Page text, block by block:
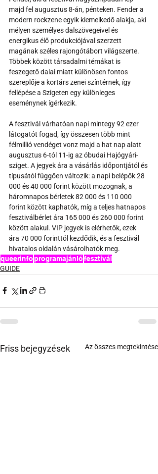
majd fel augusztus 8-án, pénteken. Fender a
modern rockzene egyik kiemelkedő alakja, aki
mélyen személyes dalszövegeivel és
energikus élő produkciójával szerzett
magának széles rajongótábort világszerte.
Többek között társadalmi témákat is
feszegető dalai miatt különösen fontos
szereplője a kortárs zenei színtérnek, így
fellépése a Szigeten egy különleges
eseménynek ígérkezik.
A fesztivál várhatóan napi mintegy 92 ezer
látogatót fogad, így összesen több mint
félmillió vendéget vonz majd a hat nap alatt
augusztus 6-tól 11-ig az óbudai Hajógyári-
sziget. A jegyek ára a vásárlás időpontjától és
típusától függően változik: a napi belépők 28
000 és 40 000 forint között mozognak, a
háromnapos bérletek 82 000 és 110 000
forint között kaphatók, míg a teljes hatnapos
fesztiválbérlet ára 165 000 és 260 000 forint
között alakul. VIP jegyek is elérhetők, ezek
ára 70 000 forinttól kezdődik, és a fesztivál
hivatalos oldalán vásárolhatók meg.
queerinfoprogramajánlófesztivál
GUIDE
Friss bejegyzések Az összes megtekintése